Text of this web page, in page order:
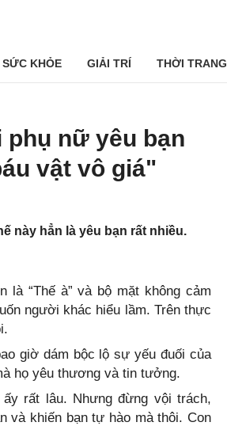
SỨC KHỎE GIẢI TRÍ THỜI TRANG
nữ yêu bạn
vật vô giá"
này hẳn là yêu bạn rất nhiều.
là “Thế à” và bộ mặt không cảm
người khác hiểu lầm. Trên thực
giờ dám bộc lộ sự yếu đuối của
họ yêu thương và tin tưởng.
rất lâu. Nhưng đừng vội trách,
và khiến bạn tự hào mà thôi. Con